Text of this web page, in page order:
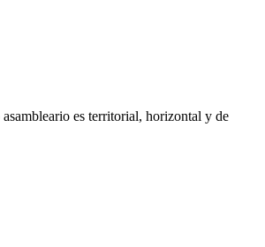
es territorial, horizontal y de